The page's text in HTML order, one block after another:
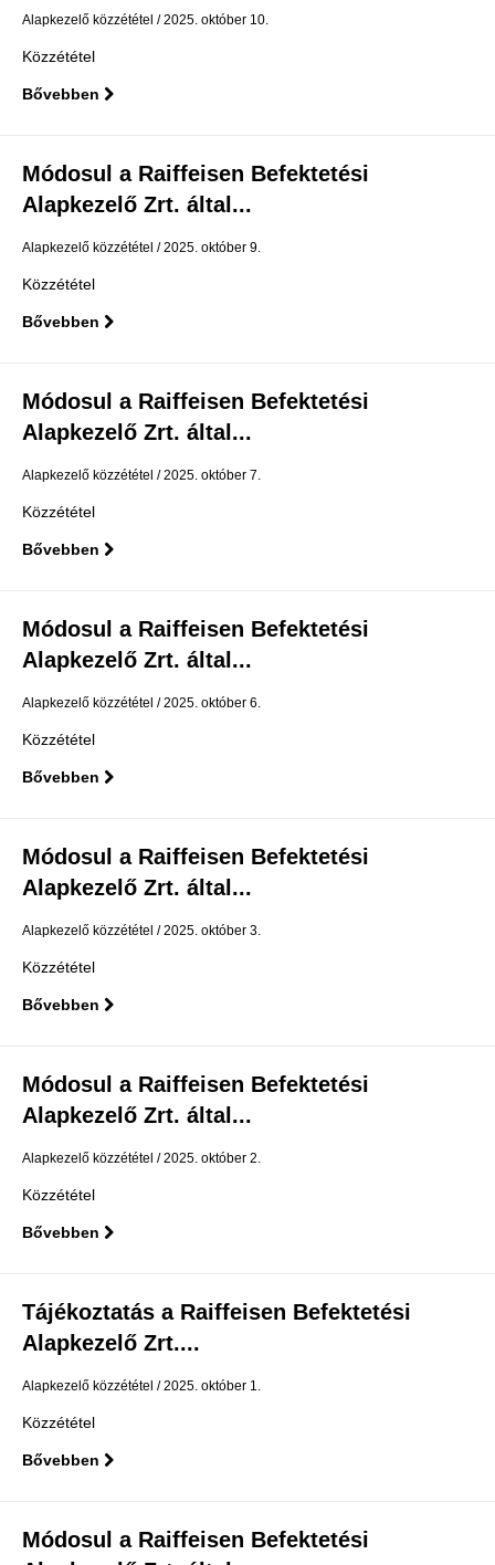
Alapkezelő közzététel 2025. október 10.
Közzététel
Bővebben
Módosul a Raiffeisen Befektetési
Alapkezelő Zrt. által...
Alapkezelő közzététel 2025. október 9.
Közzététel
Bővebben
Módosul a Raiffeisen Befektetési
Alapkezelő Zrt. által...
Alapkezelő közzététel 2025. október 7.
Közzététel
Bővebben
Módosul a Raiffeisen Befektetési
Alapkezelő Zrt. által...
Alapkezelő közzététel 2025. október 6.
Közzététel
Bővebben
Módosul a Raiffeisen Befektetési
Alapkezelő Zrt. által...
Alapkezelő közzététel 2025. október 3.
Közzététel
Bővebben
Módosul a Raiffeisen Befektetési
Alapkezelő Zrt. által...
Alapkezelő közzététel 2025. október 2.
Közzététel
Bővebben
Tájékoztatás a Raiffeisen Befektetési
Alapkezelő Zrt....
Alapkezelő közzététel 2025. október 1.
Közzététel
Bővebben
Módosul a Raiffeisen Befektetési